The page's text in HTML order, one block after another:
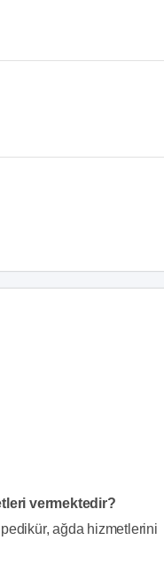
vermektedir?
ağda hizmetlerini